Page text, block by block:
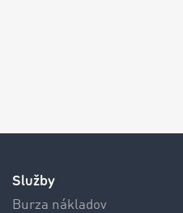
Služby
Burza nákladov